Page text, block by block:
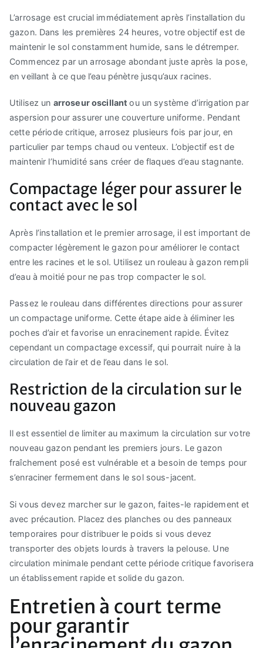
L’arrosage est crucial immédiatement après l’installation du
gazon. Dans les premières 24 heures, votre objectif est de
maintenir le sol constamment humide, sans le détremper.
Commencez par un arrosage abondant juste après la pose,
en veillant à ce que l’eau pénètre jusqu’aux racines.
Utilisez un arroseur oscillantou un système d’irrigation par
aspersion pour assurer une couverture uniforme. Pendant
cette période critique, arrosez plusieurs fois par jour, en
particulier par temps chaud ou venteux. L’objectif est de
maintenir l’humidité sans créer de flaques d’eau stagnante.
Compactage léger pour assurer le
contact avec le sol
Après l’installation et le premier arrosage, il est important de
compacter légèrement le gazon pour améliorer le contact
entre les racines et le sol. Utilisez un rouleau à gazon rempli
d’eau à moitié pour ne pas trop compacter le sol.
Passez le rouleau dans différentes directions pour assurer
un compactage uniforme. Cette étape aide à éliminer les
poches d’air et favorise un enracinement rapide. Évitez
cependant un compactage excessif, qui pourrait nuire à la
circulation de l’air et de l’eau dans le sol.
Restriction de la circulation sur le
nouveau gazon
Il est essentiel de limiter au maximum la circulation sur votre
nouveau gazon pendant les premiers jours. Le gazon
fraîchement posé est vulnérable et a besoin de temps pour
s’enraciner fermement dans le sol sous-jacent.
Si vous devez marcher sur le gazon, faites-le rapidement et
avec précaution. Placez des planches ou des panneaux
temporaires pour distribuer le poids si vous devez
transporter des objets lourds à travers la pelouse. Une
circulation minimale pendant cette période critique favorisera
un établissement rapide et solide du gazon.
Entretien à court terme
pour garantir